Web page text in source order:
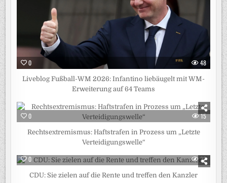
0 48
Liveblog Fußball-WM 2026: Infantino liebäugelt mit WM-
Erweiterung auf 64 Teams
0 15
Rechtsextremismus: Haftstrafen in Prozess um „Letzte
Verteidigungswelle“
0 22
CDU: Sie zielen auf die Rente und treffen den Kanzler